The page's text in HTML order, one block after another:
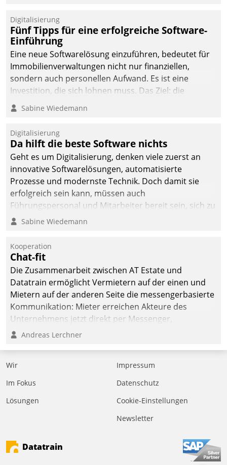
Digitalisierung
Fünf Tipps für eine erfolgreiche Software-
Einführung
Eine neue Softwarelösung einzuführen, bedeutet für
Immobilienverwaltungen nicht nur finanziellen,
sondern auch personellen Aufwand. Es ist eine
Investition, die sich lohnen muss. Das Ziel: die
nachhaltige Optimierung der Geschäftsabläufe. Damit
dieses Ziel erreicht wird, sollten einige Grundregeln
Sabine Wiedemann
Digitalisierung
Da hilft die beste Software nichts
Geht es um Digitalisierung, denken viele zuerst an
innovative Softwarelösungen, automatisierte
Prozesse und modernste Technik. Doch damit sie
erfolgreich sein kann, müssen auch
Führungspersonal und Mitarbeiter bereit sein, sich zu
verändern und anzupassen, sonst werden sie an ihr
Sabine Wiedemann
Kooperation
Chat-fit
Die Zusammenarbeit zwischen AT Estate und
Datatrain ermöglicht Vermietern auf der einen und
Mietern auf der anderen Seite die messengerbasierte
Kommunikation: Mieter erreichen Akteure des
Unternehmens jetzt direkt per Messenger,
Mitarbeiter oder Dienstleister empfangen oder
Andreas Lerchner
Wir
Im Fokus
Lösungen
Impressum
Datenschutz
Cookie-Einstellungen
Newsletter
Datatrain